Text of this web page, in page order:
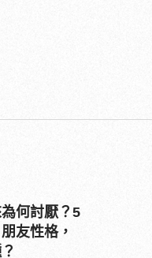
何討厭？5
友性格，